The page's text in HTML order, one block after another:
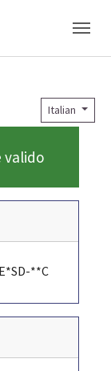
Italian
valido
**C